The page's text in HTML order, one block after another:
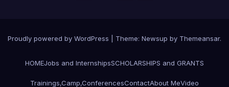
Proudly powered by WordPress Theme: Newsup by Themeansar.
HOMEJobs and InternshipsSCHOLARSHIPS and GRANTS
Trainings,Camp,ConferencesContactAbout MeVideo